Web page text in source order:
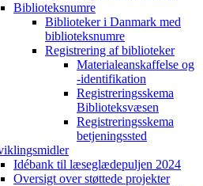
Biblioteksnumre
Biblioteker i Danmark med
biblioteksnumre
Registrering af biblioteker
Materialeanskaffelse og
-identifikation
Registreringsskema
Biblioteksvæsen
Registreringsskema
betjeningssted
Idébank til læseglædepuljen 2024
Oversigt over støttede projekter